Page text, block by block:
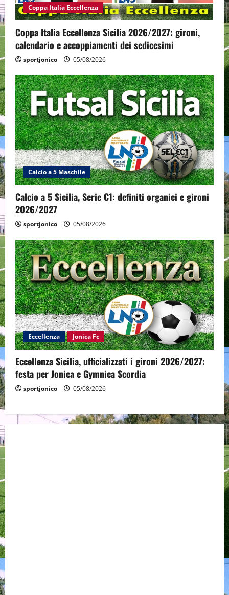
Coppa Italia Eccellenza
Coppa Italia Eccellenza Sicilia 2026/2027: gironi,
calendario e accoppiamenti dei sedicesimi
sportjonico 05/08/2026
Calcio a 5 Maschile
Calcio a 5 Sicilia, Serie C1: definiti organici e gironi
2026/2027
sportjonico 05/08/2026
Eccellenza Jonica Fc
Eccellenza Sicilia, ufficializzati i gironi 2026/2027:
festa per Jonica e Gymnica Scordia
sportjonico 05/08/2026